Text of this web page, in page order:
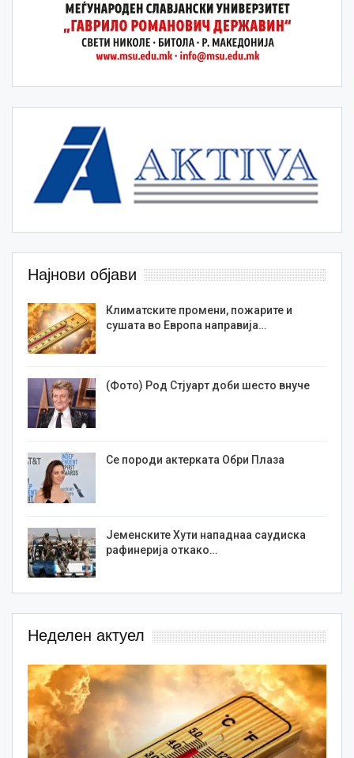
Најнови објави
Климатските промени, пожарите и
сушата во Европа направија…
(Фото) Род Стјуарт доби шесто внуче
Се породи актерката Обри Плаза
Јеменските Хути нападнаа саудиска
рафинерија откако…
Неделен актуел